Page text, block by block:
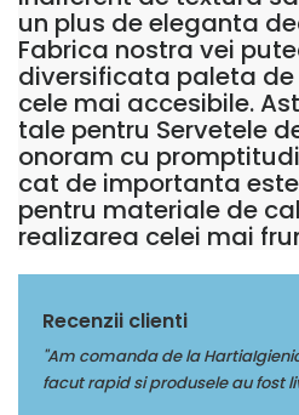
un plus de eleganta
Fabrica nostra vei
diversificata paleta
cele mai accesibile.
tale pentru Servetele
onoram cu
cat de importanta
pentru materiale de
realizarea celei mai
Recenzii clienti
"Multumim Echipei Soft sense